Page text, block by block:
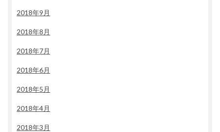
2018年9月
2018年8月
2018年7月
2018年6月
2018年5月
2018年4月
2018年3月